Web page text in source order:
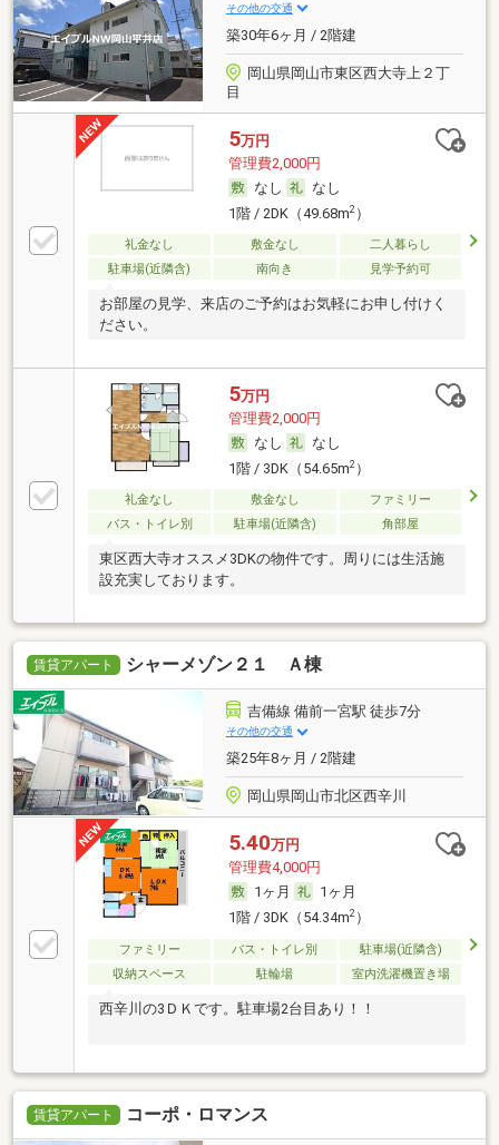
その他の交通
築30年6ヶ月 / 2階建
岡山県岡山市東区西大寺上２丁
目
5万円
管理費2,000円
なし
なし
1階 / 2DK（49.68m2）
礼金なし 敷金なし
二人暮らし
駐車場(近隣含)
南向き 見学予約可
お部屋の見学、来店のご予約はお気軽にお申し付けく
ださい。
5万円
管理費2,000円
なし
なし
1階 / 3DK（54.65m2）
礼金なし 敷金なし
ファミリー
バス・トイレ別
駐車場(近隣含) 角部屋
東区西大寺オススメ3DKの物件です。周りには生活施
設充実しております。
賃貸アパート シャーメゾン２１ Ａ棟
吉備線 備前一宮駅 徒歩7分
その他の交通
築25年8ヶ月 / 2階建
岡山県岡山市北区西辛川
5.40万円
管理費4,000円
1ヶ月
1ヶ月
1階 / 3DK（54.34m2）
ファミリー バス・トイレ別
駐車場(近隣含)
収納スペース
駐輪場 室内洗濯機置き場
西辛川の3ＤＫです。駐車場2台目あり！！
賃貸アパート コーポ・ロマンス